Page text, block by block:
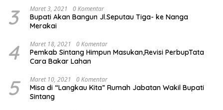
3 Maret 3, 2021 0 Komentar
Bupati Akan Bangun Jl.Seputau Tiga- ke Nanga
Merakai
4 Maret 18, 2021 0 Komentar
Pemkab Sintang Himpun Masukan,Revisi PerbupTata
Cara Bakar Lahan
5 Maret 10, 2021 0 Komentar
Misa di “Langkau Kita” Rumah Jabatan Wakil Bupati
Sintang